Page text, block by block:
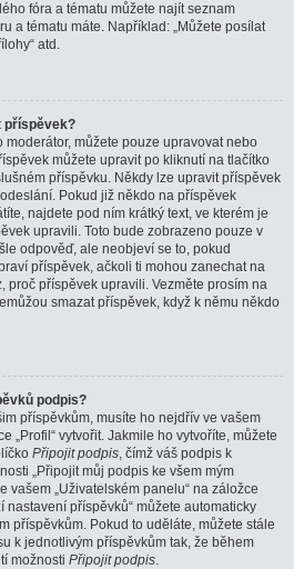
fóra a tématu můžete najít seznam
a tématu máte. Například: „Můžete posílat
atd.
příspěvek?
moderátor, můžete pouze upravovat nebo
můžete upravit po kliknutí na tlačítko
příspěvku. Někdy lze upravit příspěvek
Pokud již někdo na příspěvek
najdete pod ním krátký text, ve kterém je
upravili. Toto bude zobrazeno pouze v
odpověď, ale neobjeví se to, pokud
příspěvek, ačkoli ti mohou zanechat na
proč příspěvek upravili. Vezměte prosím na
smazat příspěvek, když k němu někdo
podpis?
příspěvkům, musíte ho nejdřív ve vašem
„Profil“ vytvořit. Jakmile ho vytvoříte, můžete
Připojit podpis, čímž váš podpis k
„Připojit můj podpis ke všem mým
vašem „Uživatelském panelu“ na záložce
nastavení příspěvků“ můžete automaticky
příspěvkům. Pokud to uděláte, můžete stále
k jednotlivým příspěvkům tak, že během
možnosti Připojit podpis.